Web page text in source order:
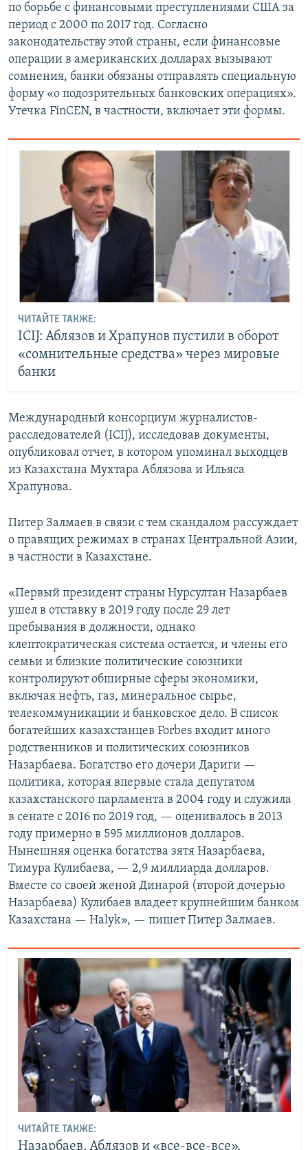
по борьбе с финансовыми преступлениями США за
период с 2000 по 2017 год. Согласно
законодательству этой страны, если финансовые
операции в американских долларах вызывают
сомнения, банки обязаны отправлять специальную
форму «о подозрительных банковских операциях».
Утечка FinCEN, в частности, включает эти формы.
ЧИТАЙТЕ ТАКЖЕ:
ICIJ: Аблязов и Храпунов пустили в оборот
«сомнительные средства» через мировые
банки
Международный консорциум журналистов-
расследователей (ICIJ), исследовав документы,
опубликовал отчет, в котором упоминал выходцев
из Казахстана Мухтара Аблязова и Ильяса
Храпунова.
Питер Залмаев в связи с тем скандалом рассуждает
о правящих режимах в странах Центральной Азии,
в частности в Казахстане.
«Первый президент страны Нурсултан Назарбаев
ушел в отставку в 2019 году после 29 лет
пребывания в должности, однако
клептократическая система остается, и члены его
семьи и близкие политические союзники
контролируют обширные сферы экономики,
включая нефть, газ, минеральное сырье,
телекоммуникации и банковское дело. В список
богатейших казахстанцев Forbes входит много
родственников и политических союзников
Назарбаева. Богатство его дочери Дариги —
политика, которая впервые стала депутатом
казахстанского парламента в 2004 году и служила
в cенате с 2016 по 2019 год, — оценивалось в 2013
году примерно в 595 миллионов долларов.
Нынешняя оценка богатства зятя Назарбаева,
Тимура Кулибаева, — 2,9 миллиарда долларов.
Вместе со своей женой Динарой (второй дочерью
Назарбаева) Кулибаев владеет крупнейшим банком
Казахстана — Halyk», — пишет Питер Залмаев.
ЧИТАЙТЕ ТАКЖЕ:
Назарбаев, Аблязов и «все-все-все».